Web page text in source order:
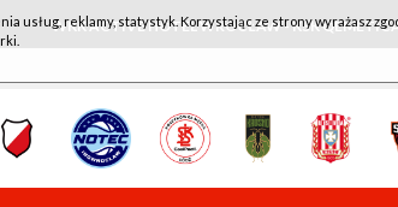
WKK ACTIVE HOTEL WROCŁAW - KSK
usług, reklamy, statystyk. Korzystając ze strony wyrażasz